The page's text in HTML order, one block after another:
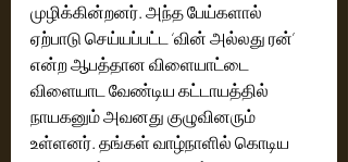
முழிக்கின்றனர். அந்த பேய்களால்
ஏற்பாடு செய்யப்பட்ட ‘வின் அல்லது ரன்’
என்ற ஆபத்தான விளையாட்டை
விளையாட வேண்டிய கட்டாயத்தில்
நாயகனும் அவனது குழுவினரும்
உள்ளனர். தங்கள் வாழ்நாளில் கொடிய